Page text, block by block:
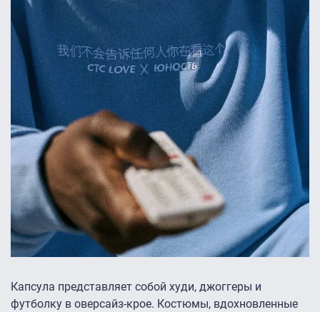
Капсула представляет собой худи, джоггеры и
футболку в оверсайз-крое. Костюмы, вдохновленные